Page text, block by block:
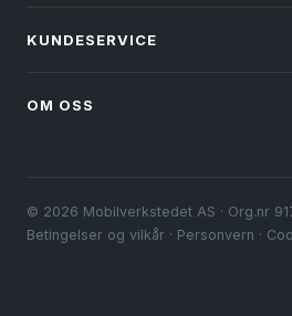
KUNDESERVICE
OM OSS
© 2026 Mobilverkstedet AS · Org.nr
Betingelser og vilkår · Personvern ·